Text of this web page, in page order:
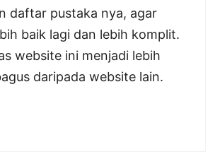
daftar pustaka nya, agar
baik lagi dan lebih komplit.
website ini menjadi lebih
daripada website lain.